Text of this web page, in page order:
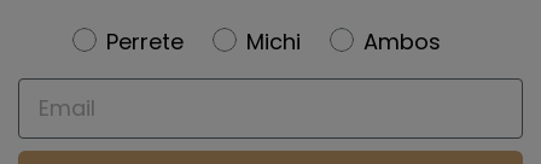
Newsletter
Perrete Michi
Ambos
Email